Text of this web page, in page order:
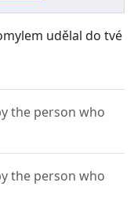
udělal do tvé
the person who
the person who